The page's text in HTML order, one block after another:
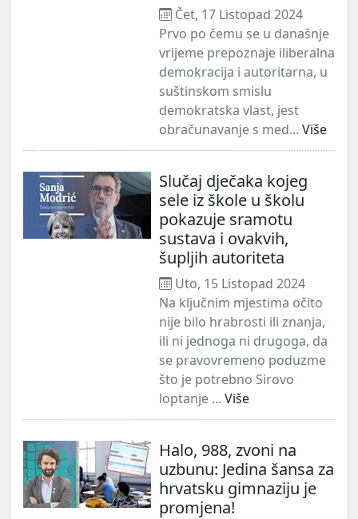
Čet, 17 Listopad 2024
Prvo po čemu se u današnje
vrijeme prepoznaje iliberalna
demokracija i autoritarna, u
suštinskom smislu
demokratska vlast, jest
obračunavanje s med... Više
Slučaj dječaka kojeg
sele iz škole u školu
pokazuje sramotu
sustava i ovakvih,
šupljih autoriteta
Uto, 15 Listopad 2024
Na ključnim mjestima očito
nije bilo hrabrosti ili znanja,
ili ni jednoga ni drugoga, da
se pravovremeno poduzme
što je potrebno Sirovo
loptanje ... Više
Halo, 988, zvoni na
uzbunu: Jedina šansa za
hrvatsku gimnaziju je
promjena!